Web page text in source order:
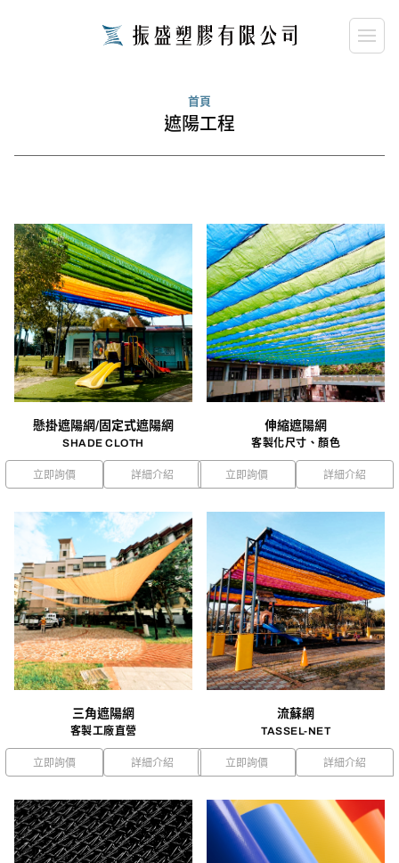
請輸入關鍵字... close
search
搜尋
首頁
遮陽工程
懸掛遮陽網/固定式遮陽網
SHADE CLOTH
立即詢價 詳細介紹
伸縮遮陽網
客製化尺寸、顏色
立即詢價 詳細介紹
三角遮陽網
客製工廠直營
立即詢價 詳細介紹
流蘇網
TASSEL-NET
立即詢價 詳細介紹